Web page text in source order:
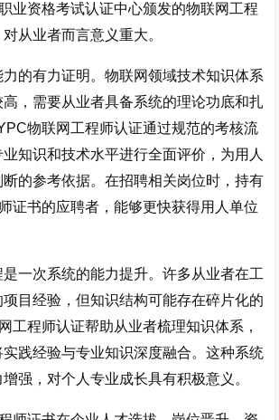
业资格考试认证中心颁发的物联网工程
从业者而言意义重大。
的有力证明。物联网领域技术知识体系
，需要从业者具备系统的理论功底和扎
物联网工程师认证通过规范的考核流
知识和技术水平进行全面评价，为用人
的参考依据。在招聘相关岗位时，持有
证书的应聘者，能够更快获得用人单位
一次系统的能力提升。许多从业者在工
目经验，但知识结构可能存在碎片化的
工程师认证帮助从业者梳理知识体系，
践经验与专业知识深度融合。这种系统
强，对个人专业成长具有积极意义。